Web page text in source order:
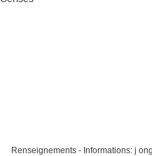
Renseignements - Informations: j